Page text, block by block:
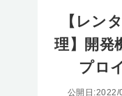
【レン
理】開発
プロ
公開日:2022/